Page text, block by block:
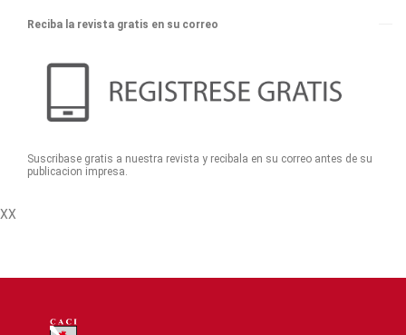
Reciba la revista gratis en su correo
Suscribase gratis a nuestra revista y recibala en su correo antes de su
publicacion impresa.
XX